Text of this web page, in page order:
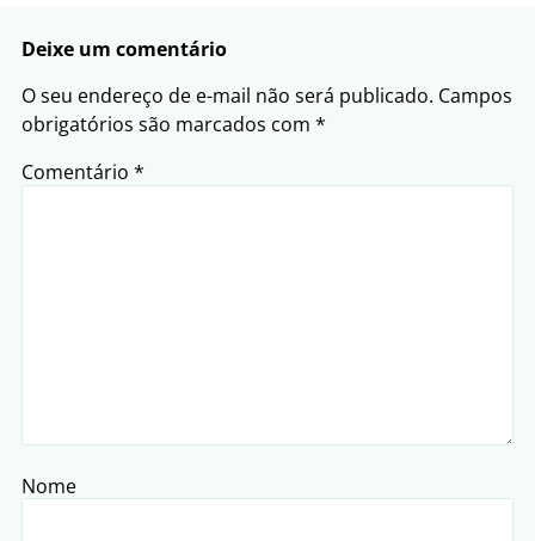
Deixe um comentário
O seu endereço de e-mail não será publicado. Campos
obrigatórios são marcados com *
Comentário *
Nome